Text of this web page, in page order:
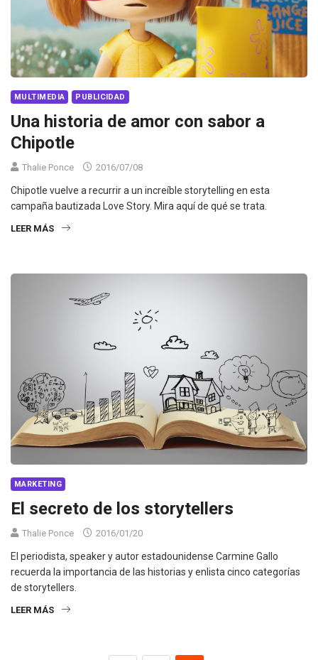
MULTIMEDIA PUBLICIDAD
Una historia de amor con sabor a
Chipotle
Thalie Ponce 2016/07/08
Chipotle vuelve a recurrir a un increíble storytelling en esta
campaña bautizada Love Story. Mira aquí de qué se trata.
LEER MÁS
MARKETING
El secreto de los storytellers
Thalie Ponce 2016/01/20
El periodista, speaker y autor estadounidense Carmine Gallo
recuerda la importancia de las historias y enlista cinco categorías
de storytellers.
LEER MÁS